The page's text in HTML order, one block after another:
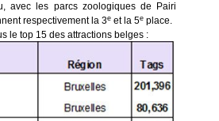
avec les parcs zoologiques de Pairi
respectivement la 3e et la 5e place.
le top 15 des attractions belges :